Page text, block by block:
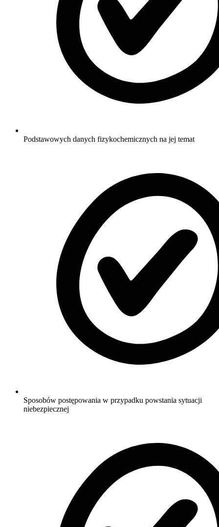
Podstawowych danych fizykochemicznych na jej temat
Sposobów postępowania w przypadku powstania sytuacji
niebezpiecznej